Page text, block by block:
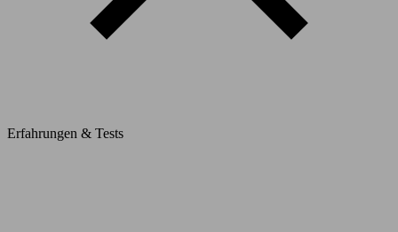
Erfahrungen & Tests